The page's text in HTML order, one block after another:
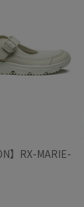
】RX-MARIE-